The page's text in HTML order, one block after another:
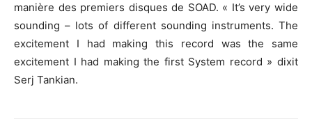
manière des premiers disques de SOAD. « It’s very wide
sounding – lots of different sounding instruments. The
excitement I had making this record was the same
excitement I had making the first System record » dixit
Serj Tankian.